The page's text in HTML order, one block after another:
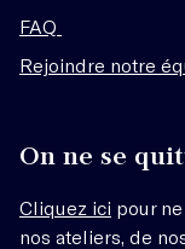
FAQ
Rejoindre notre
On ne se
Cliquez ici pour
nos ateliers, de